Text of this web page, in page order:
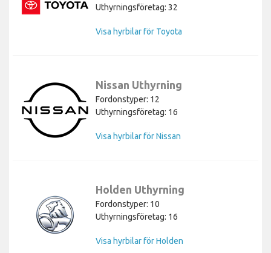
Uthyrningsföretag: 32
Visa hyrbilar för Toyota
Nissan Uthyrning
Fordonstyper: 12
Uthyrningsföretag: 16
Visa hyrbilar för Nissan
Holden Uthyrning
Fordonstyper: 10
Uthyrningsföretag: 16
Visa hyrbilar för Holden